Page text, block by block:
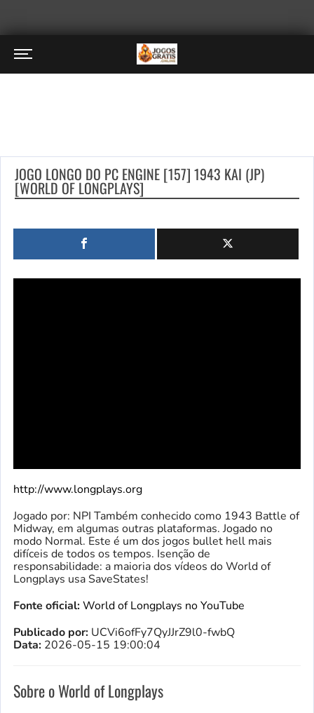
JOGO LONGO DO PC ENGINE [157] 1943 KAI (JP)
[WORLD OF LONGPLAYS]
http://www.longplays.org
Jogado por: NPI Também conhecido como 1943 Battle of
Midway, em algumas outras plataformas. Jogado no
modo Normal. Este é um dos jogos bullet hell mais
difíceis de todos os tempos. Isenção de
responsabilidade: a maioria dos vídeos do World of
Longplays usa SaveStates!
Fonte oficial:World of Longplays no YouTube
Publicado por: UCVi6ofFy7QyJJrZ9l0-fwbQ
Data: 2026-05-15 19:00:04
Sobre o World of Longplays